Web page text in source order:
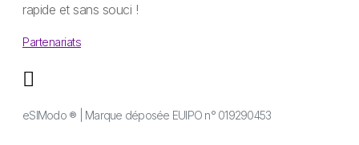
rapide et sans souci !
Partenariats
eSIModo ® | Marque déposée EUIPO n° 019290453